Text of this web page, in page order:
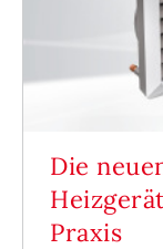
Die
Praxis